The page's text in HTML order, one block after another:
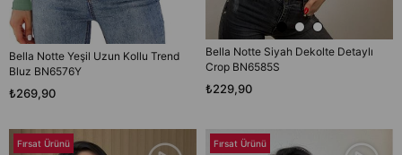
Bella Notte Yeşil Uzun Kollu Trend
Bluz BN6576Y
₺269,90
Bella Notte Siyah Dekolte Detaylı
Crop BN6585S
₺229,90
Fırsat Ürünü Fırsat Ürünü